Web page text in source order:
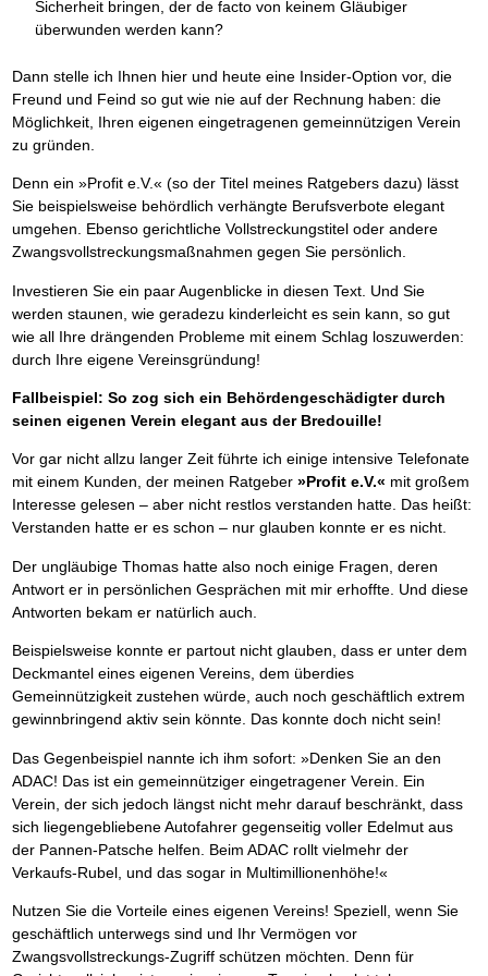
Ihren Zeitgewinn maximieren
Sicherheit bringen, der de facto von keinem Gläubiger
überwunden werden kann?
Dann stelle ich Ihnen hier und heute eine Insider-Option vor, die
Freund und Feind so gut wie nie auf der Rechnung haben: die
Möglichkeit, Ihren eigenen eingetragenen gemeinnützigen Verein
zu gründen.
Denn ein »Profit e.V.« (so der Titel meines Ratgebers dazu) lässt
Sie beispielsweise behördlich verhängte Berufsverbote elegant
umgehen. Ebenso gerichtliche Vollstreckungstitel oder andere
Zwangsvollstreckungsmaßnahmen gegen Sie persönlich.
Investieren Sie ein paar Augenblicke in diesen Text. Und Sie
werden staunen, wie geradezu kinderleicht es sein kann, so gut
wie all Ihre drängenden Probleme mit einem Schlag loszuwerden:
durch Ihre eigene Vereinsgründung!
Fallbeispiel: So zog sich ein Behördengeschädigter durch
seinen eigenen Verein elegant aus der Bredouille!
Vor gar nicht allzu langer Zeit führte ich einige intensive Telefonate
mit einem Kunden, der meinen Ratgeber »Profit e.V.« mit großem
Interesse gelesen – aber nicht restlos verstanden hatte. Das heißt:
Verstanden hatte er es schon – nur glauben konnte er es nicht.
Der ungläubige Thomas hatte also noch einige Fragen, deren
Antwort er in persönlichen Gesprächen mit mir erhoffte. Und diese
Antworten bekam er natürlich auch.
Beispielsweise konnte er partout nicht glauben, dass er unter dem
Deckmantel eines eigenen Vereins, dem überdies
Gemeinnützigkeit zustehen würde, auch noch geschäftlich extrem
gewinnbringend aktiv sein könnte. Das konnte doch nicht sein!
Das Gegenbeispiel nannte ich ihm sofort: »Denken Sie an den
ADAC! Das ist ein gemeinnütziger eingetragener Verein. Ein
Verein, der sich jedoch längst nicht mehr darauf beschränkt, dass
sich liegengebliebene Autofahrer gegenseitig voller Edelmut aus
der Pannen-Patsche helfen. Beim ADAC rollt vielmehr der
Verkaufs-Rubel, und das sogar in Multimillionenhöhe!«
Nutzen Sie die Vorteile eines eigenen Vereins! Speziell, wenn Sie
geschäftlich unterwegs sind und Ihr Vermögen vor
Zwangsvollstreckungs-Zugriff schützen möchten. Denn für